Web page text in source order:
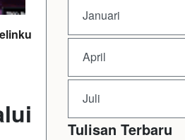
Januari
April
Juli
Tulisan Terbaru